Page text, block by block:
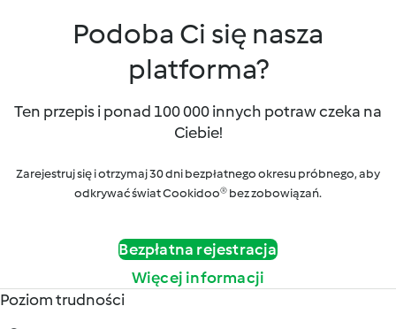
Podoba Ci się nasza
platforma?
Ten przepis i ponad 100 000 innych potraw czeka na
Ciebie!
Zarejestruj się i otrzymaj 30 dni bezpłatnego okresu próbnego, aby
odkrywać świat Cookidoo® bez zobowiązań.
Bezpłatna rejestracja
Więcej informacji
Poziom trudności